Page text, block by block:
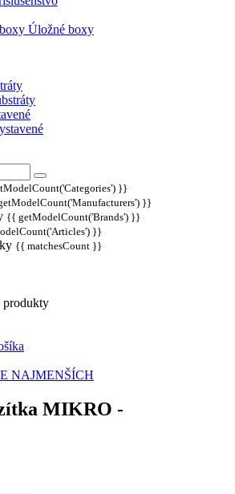
Úložné boxy
}}
}}
{{ getModelCount('Brands') }}
}}
{{ matchesCount }}
produkty
NAJMENŠÍCH
MIKRO -